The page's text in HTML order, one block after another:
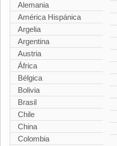
Alemania
América Hispánica
Argelia
Argentina
Austria
África
Bélgica
Bolivia
Brasil
Chile
China
Colombia